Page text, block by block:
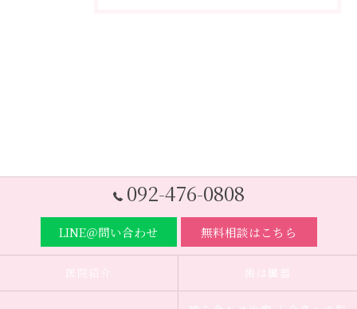
092-476-0808
LINE＠問い合わせ 無料相談はこちら
医院紹介 歯は臓器